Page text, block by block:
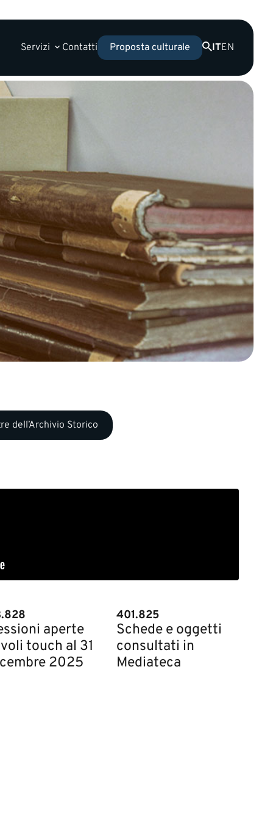
Servizi Contatti Proposta culturale ITEN
dell’Archivio Storico
aperte
touch al 31
2025
401.825
Schede e oggetti
consultati in
Mediateca